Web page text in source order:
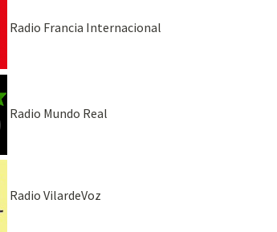
Radio Francia Internacional
Radio Mundo Real
Radio VilardeVoz